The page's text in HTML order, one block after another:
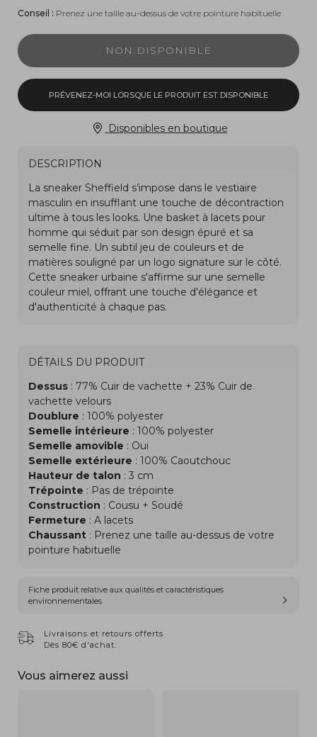
Conseil : Prenez une taille au-dessus de votre pointure habituelle
NON DISPONIBLE
PRÉVENEZ-MOI LORSQUE LE PRODUIT EST DISPONIBLE
Disponibles en boutique
DESCRIPTION
DÉTAILS DU PRODUIT
Dessus : 77% Cuir de vachette + 23% Cuir de
vachette velours
Doublure : 100% polyester
Semelle intérieure : 100% polyester
Semelle amovible : Oui
Semelle extérieure : 100% Caoutchouc
Hauteur de talon : 3 cm
Trépointe : Pas de trépointe
Construction : Cousu + Soudé
Fermeture : A lacets
Chaussant : Prenez une taille au-dessus de votre
pointure habituelle
Fiche produit relative aux qualités et caractéristiques
environnementales
Livraisons et retours offerts
Dès 80€ d'achat.
Vous aimerez aussi